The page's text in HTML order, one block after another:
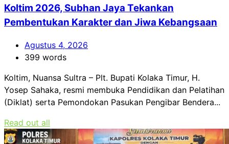
Koltim 2026, Subhan Jaya Tekankan
Pembentukan Karakter dan Jiwa Kebangsaan
Agustus 4, 2026
399 words
Koltim, Nuansa Sultra – Plt. Bupati Kolaka Timur, H.
Yosep Sahaka, resmi membuka Pendidikan dan Pelatihan
(Diklat) serta Pemondokan Pasukan Pengibar Bendera...
Read out all